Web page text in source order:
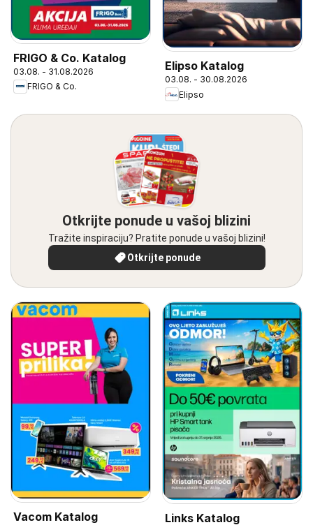
FRIGO & Co. Katalog
03.08. - 31.08.2026
FRIGO & Co.
Elipso Katalog
03.08. - 30.08.2026
Elipso
Otkrijte ponude u vašoj blizini
Tražite inspiraciju? Pratite ponude u vašoj blizini!
Otkrijte ponude
Vacom Katalog Links Katalog